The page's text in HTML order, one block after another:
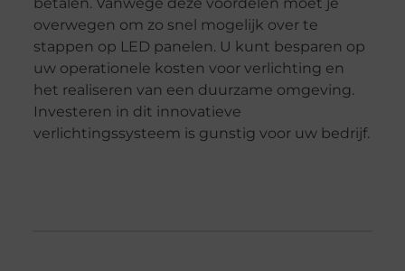
overwegen om zo snel mogelijk over te
stappen op LED panelen. U kunt besparen op
uw operationele kosten voor verlichting en
het realiseren van een duurzame omgeving.
Investeren in dit innovatieve
verlichtingssysteem is gunstig voor uw bedrijf.